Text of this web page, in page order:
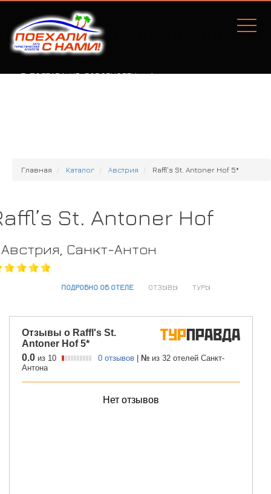
Г. ПОЛТАВА, УЛ. СОБОРНОСТИ, 77А
Главная Каталог Австрия Raffl's St. Antoner Hof 5*
St. Antoner Hof
Австрия, Санкт-Антон
ПОДРОБНО ОБ ОТЕЛЕ ОТЗЫВЫ ТУРЫ